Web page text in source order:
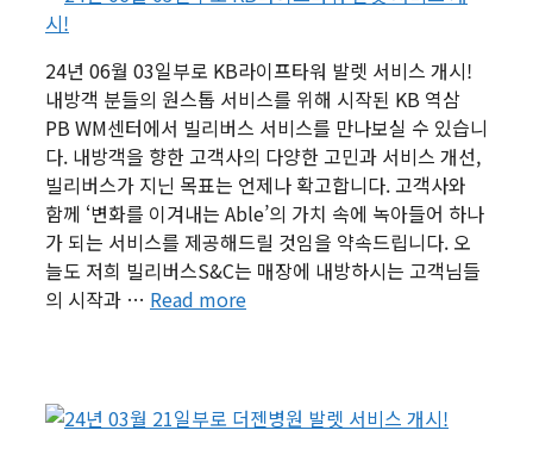
24년 06월 03일부로 KB라이프타워 발렛 서비스 개시!
내방객 분들의 원스톱 서비스를 위해 시작된 KB 역삼
PB WM센터에서 빌리버스 서비스를 만나보실 수 있습니
다. 내방객을 향한 고객사의 다양한 고민과 서비스 개선,
빌리버스가 지닌 목표는 언제나 확고합니다. 고객사와
함께 ‘변화를 이겨내는 Able’의 가치 속에 녹아들어 하나
가 되는 서비스를 제공해드릴 것임을 약속드립니다. 오
늘도 저희 빌리버스S&C는 매장에 내방하시는 고객님들
의 시작과 … Read more